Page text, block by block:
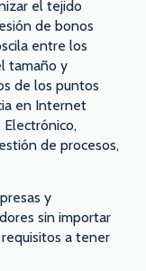
el tejido
de bonos
entre los
tamaño y
de los puntos
en Internet
Electrónico,
de procesos,
y
sin importar
a tener